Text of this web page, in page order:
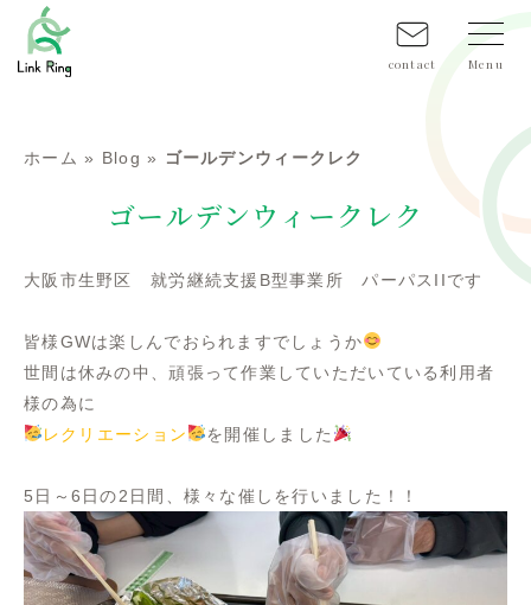
contact
ホーム » Blog » ゴールデンウィークレク
ゴールデンウィークレク
大阪市生野区 就労継続支援B型事業所 パーパスIIです
皆様GWは楽しんでおられますでしょうか
世間は休みの中、頑張って作業していただいている利用者
様の為に
レクリエーション
を開催しました
5日～6日の2日間、様々な催しを行いました！！